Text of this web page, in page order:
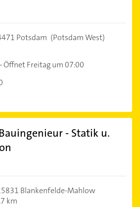
Potsdam (Potsdam West)
Öffnet Freitag um 07:00
- Statik u.
Blankenfelde-Mahlow
km